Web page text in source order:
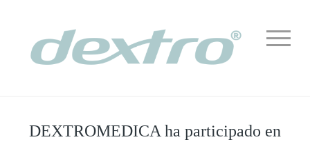
DEXTROMEDICA ha participado en